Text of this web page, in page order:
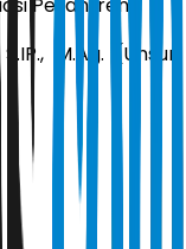
Pesantren);
M.Ag. (Unsur